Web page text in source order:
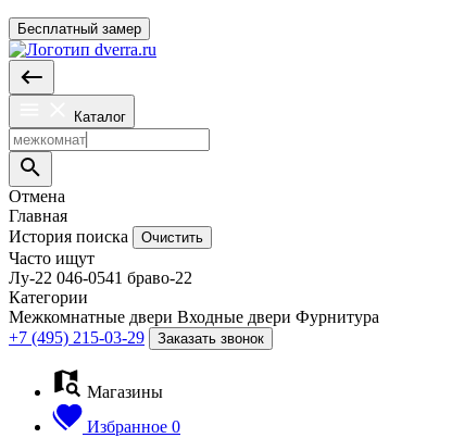
Бесплатный замер
Каталог
Отмена
Главная
История поиска
Очистить
Часто ищут
Лу-22 046-0541 браво-22
Категории
Межкомнатные двери Входные двери Фурнитура
+7 (495) 215-03-29
Заказать звонок
Магазины
Избранное 0